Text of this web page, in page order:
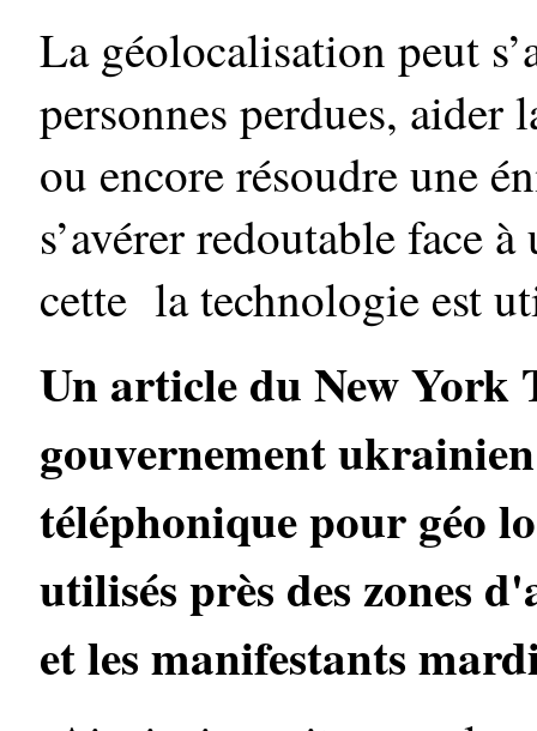
La géolocalisation peut
personnes perdues,
ou encore résoudre une
s’avérer redoutable face
cette la technologie est
Un article du New York
gouvernement
téléphonique pour géo
utilisés près des zones
et les manifestants